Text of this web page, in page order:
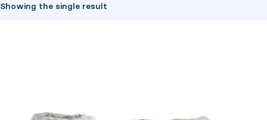
Showing the single result